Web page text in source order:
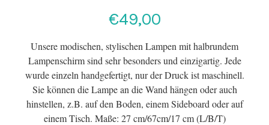
€49,00
Unsere modischen, stylischen Lampen mit halbrundem
Lampenschirm sind sehr besonders und einzigartig. Jede
wurde einzeln handgefertigt, nur der Druck ist maschinell.
Sie können die Lampe an die Wand hängen oder auch
hinstellen, z.B. auf den Boden, einem Sideboard oder auf
einem Tisch. Maße: 27 cm/67cm/17 cm (L/B/T)